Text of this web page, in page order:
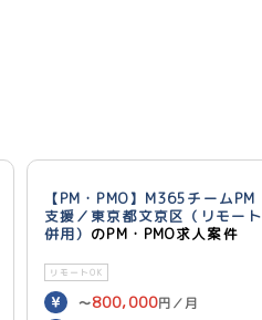
【PM・PMO】M365チームPM
支援／東京都文京区（リモート
併用） のPM・PMO求人案件
リモートOK
〜800,000円／月